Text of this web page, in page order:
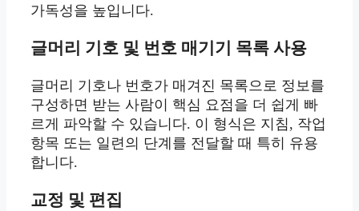
가독성을 높입니다.
글머리 기호 및 번호 매기기 목록 사용
글머리 기호나 번호가 매겨진 목록으로 정보를
구성하면 받는 사람이 핵심 요점을 더 쉽게 빠
르게 파악할 수 있습니다. 이 형식은 지침, 작업
항목 또는 일련의 단계를 전달할 때 특히 유용
합니다.
교정 및 편집